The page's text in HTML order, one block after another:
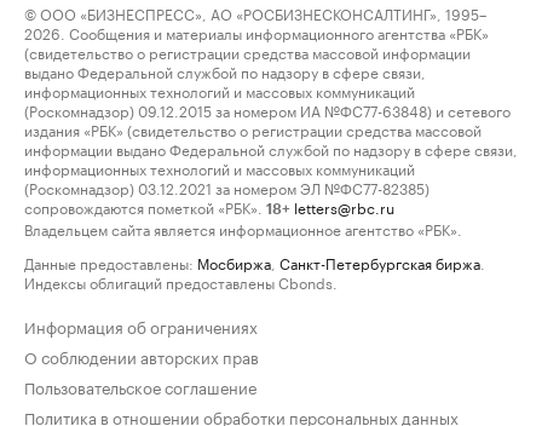
© ООО «БИЗНЕСПРЕСС», АО «РОСБИЗНЕСКОНСАЛТИНГ», 1995–
2026. Сообщения и материалы информационного агентства «РБК»
(свидетельство о регистрации средства массовой информации
выдано Федеральной службой по надзору в сфере связи,
информационных технологий и массовых коммуникаций
(Роскомнадзор) 09.12.2015 за номером ИА №ФС77-63848) и сетевого
издания «РБК» (свидетельство о регистрации средства массовой
информации выдано Федеральной службой по надзору в сфере связи,
информационных технологий и массовых коммуникаций
(Роскомнадзор) 03.12.2021 за номером ЭЛ №ФС77-82385)
сопровождаются пометкой «РБК».
18+ letters@rbc.ru
Владельцем сайта является информационное агентство «РБК».
Данные предоставлены: Мосбиржа Санкт-Петербургская биржа
Индексы облигаций предоставлены Cbonds.
Информация об ограничениях
О соблюдении авторских прав
Пользовательское соглашение
Политика в отношении обработки персональных данных